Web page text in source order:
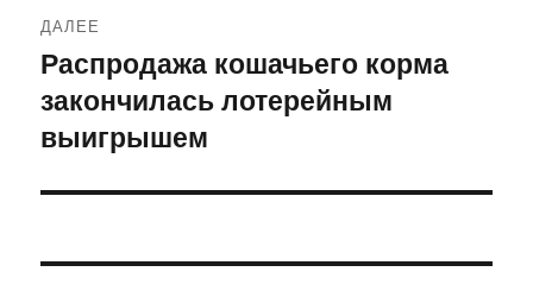
ДАЛЕЕ
Следующая
запись:
Распродажа кошачьего корма
закончилась лотерейным
выигрышем